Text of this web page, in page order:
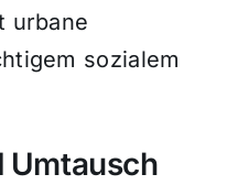
urbane
sozialem
Umtausch